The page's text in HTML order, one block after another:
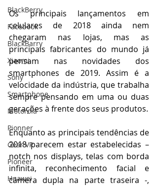
BlackBerry
Facebook
BlackBarry
Xiaomi
Sony
Smartphone
Motorola
Pionner
Gear VR
Pioneer
Huawei
Os principais lançamentos em
celulares de 2018 ainda nem
chegaram nas lojas, mas as
principais fabricantes do mundo já
pensam nas novidades dos
smartphones de 2019. Assim é a
velocidade da indústria, que trabalha
sempre pensando em uma ou duas
gerações à frente dos seus produtos.
Enquanto as principais tendências de
2018 parecem estar estabelecidas –
notch nos displays, telas com borda
infinita, reconhecimento facial e
câmera dupla na parte traseira -,